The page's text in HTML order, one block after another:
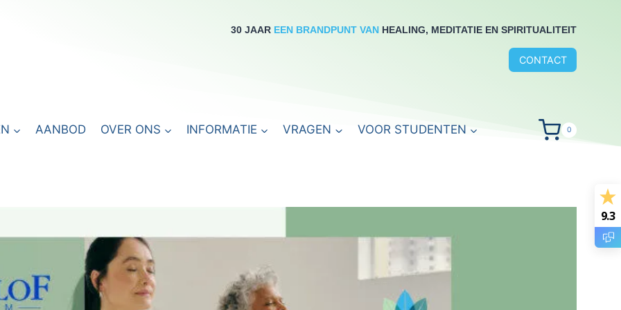
30 JAAR EEN BRANDPUNT VAN HEALING, MEDITATIE EN SPIRITUALITEIT
CONTACT
AANBOD OVER ONS INFORMATIE VRAGEN VOOR STUDENTEN 0
9.3